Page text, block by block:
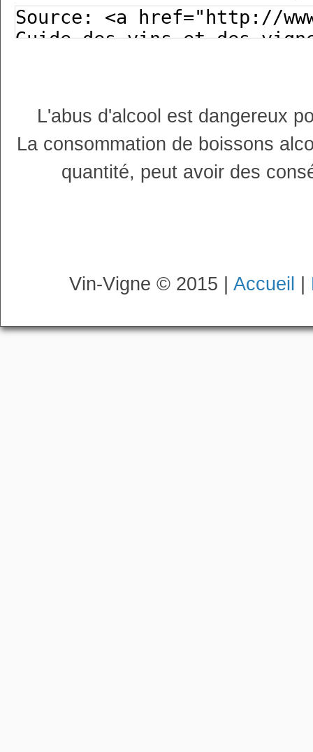
L'abus d'alcool est dangereux
La consommation de boissons
quantité, peut avoir des
Vin-Vigne © 2015 | Accueil